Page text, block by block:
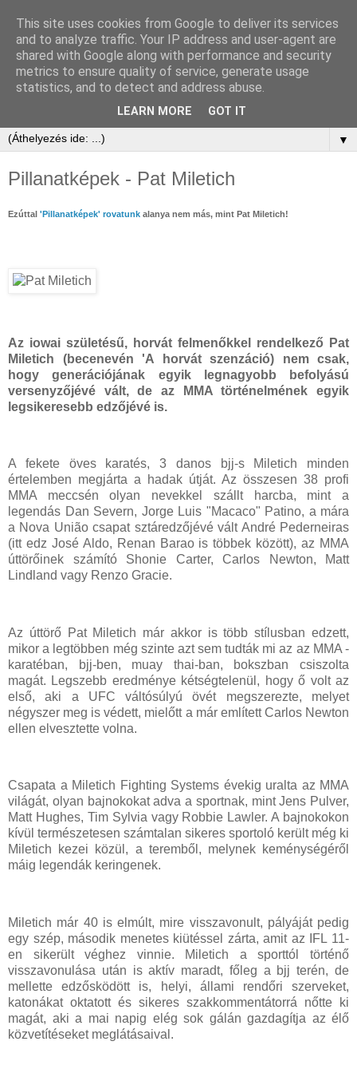
▼
Pillanatképek - Pat Miletich
Ezúttal 'Pillanatképek' rovatunk alanya nem más, mint Pat Miletich!
Az iowai születésű, horvát felmenőkkel rendelkező Pat
Miletich (becenevén 'A horvát szenzáció) nem csak,
hogy generációjának egyik legnagyobb befolyású
versenyzőjévé vált, de az MMA történelmének egyik
legsikeresebb edzőjévé is.
A fekete öves karatés, 3 danos bjj-s Miletich minden
értelemben megjárta a hadak útját. Az összesen 38 profi
MMA meccsén olyan nevekkel szállt harcba, mint a
legendás Dan Severn, Jorge Luis "Macaco" Patino, a mára
a Nova União csapat sztáredzőjévé vált André Pederneiras
(itt edz José Aldo, Renan Barao is többek között), az MMA
úttörőinek számító Shonie Carter, Carlos Newton, Matt
Lindland vagy Renzo Gracie.
Az úttörő Pat Miletich már akkor is több stílusban edzett,
mikor a legtöbben még szinte azt sem tudták mi az az MMA -
karatéban, bjj-ben, muay thai-ban, bokszban csiszolta
magát. Legszebb eredménye kétségtelenül, hogy ő volt az
első, aki a UFC váltósúlyú övét megszerezte, melyet
négyszer meg is védett, mielőtt a már említett Carlos Newton
ellen elvesztette volna.
Csapata a Miletich Fighting Systems évekig uralta az MMA
világát, olyan bajnokokat adva a sportnak, mint Jens Pulver,
Matt Hughes, Tim Sylvia vagy Robbie Lawler. A bajnokokon
kívül természetesen számtalan sikeres sportoló került még ki
Miletich kezei közül, a teremből, melynek keménységéről
máig legendák keringenek.
Miletich már 40 is elmúlt, mire visszavonult, pályáját pedig
egy szép, második menetes kiütéssel zárta, amit az IFL 11-
en sikerült véghez vinnie. Miletich a sporttól történő
visszavonulása után is aktív maradt, főleg a bjj terén, de
mellette edzősködött is, helyi, állami rendőri szerveket,
katonákat oktatott és sikeres szakkommentátorrá nőtte ki
magát, aki a mai napig elég sok gálán gazdagítja az élő
közvetítéseket meglátásaival.
This site uses cookies from Google to deliver its services
and to analyze traffic. Your IP address and user-agent are
shared with Google along with performance and security
metrics to ensure quality of service, generate usage
statistics, and to detect and address abuse.
LEARN MORE GOT IT